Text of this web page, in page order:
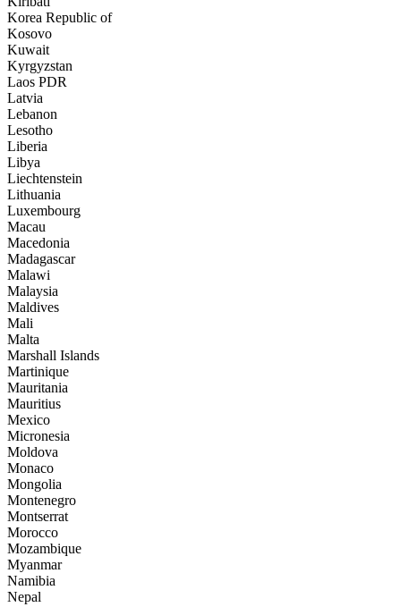
Korea Republic of
Kosovo
Kuwait
Kyrgyzstan
Laos PDR
Latvia
Lebanon
Lesotho
Liberia
Libya
Liechtenstein
Lithuania
Luxembourg
Macau
Macedonia
Madagascar
Malawi
Malaysia
Maldives
Mali
Malta
Marshall Islands
Martinique
Mauritania
Mauritius
Mexico
Micronesia
Moldova
Monaco
Mongolia
Montenegro
Montserrat
Morocco
Mozambique
Myanmar
Namibia
Nepal